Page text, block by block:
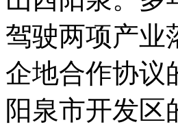
驾驶两项产业
企地合作协议
阳泉市开发区